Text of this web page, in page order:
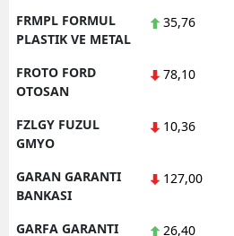
FRMPL FORMUL
PLASTIK VE METAL
35,76
FROTO FORD
OTOSAN
78,10
FZLGY FUZUL
GMYO
10,36
GARAN GARANTI
BANKASI
127,00
GARFA GARANTI 26,40